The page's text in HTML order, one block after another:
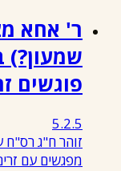
ר' אחא
שמעון?)
פוגשים
5.2.5
זוהר ח"ג
מפגשים עם